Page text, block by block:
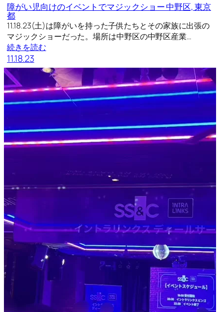
障がい児向けのイベントでマジックショー 中野区, 東京
都
11.18.23(土)は障がいを持った子供たちとその家族に出張の
マジックショーだった。場所は中野区の中野区産業…
続きを読む
11.18.23